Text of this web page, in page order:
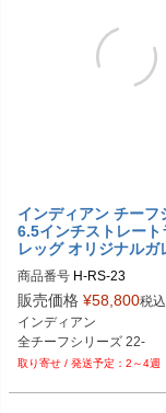
H-RS-24-BZ： ブロンズ
インディアン チーフ
6.5インチストレート
レッグ オリジナルガ
商品番号 H-RS-23
H-RS-23-BK：ブラック
H-RS-23-AL：アルミ
H-RS-23-CR：クローム
H-RS-23-GD：ゴールド
H-RS-23-BL：ブルー
販売価格 ¥58,800税込
インディアン
2～4週